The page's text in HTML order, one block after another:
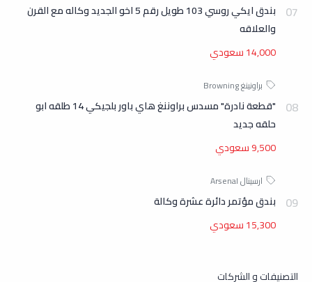
بندق ايكي روسي 103 طويل رقم 5 اخو الجديد وكاله مع القرن
والعلاقه
14,000 سعودي
"قطعة نادرة" مسدس براوننغ هاي باور بلجيكي 14 طلقه ابو
حلقه جديد
9,500 سعودي
بندق مؤتمر دائرة عشرة وكالة
15,300 سعودي
التصنيفات و الشركات